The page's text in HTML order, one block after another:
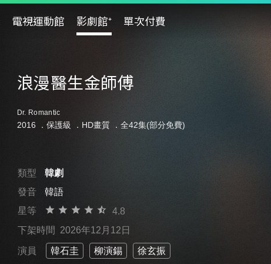
電視運動館 影劇館⁺ 單次付費
浪漫醫生金師傅
Dr. Romantic
2016 ． 保護級 ．HD畫質 ．全42集(部分免費)
類型
韓劇
發音
韓語
星等
4.8
下架時間 2026年12月12日
演員 韓石圭 柳演錫 徐玄振